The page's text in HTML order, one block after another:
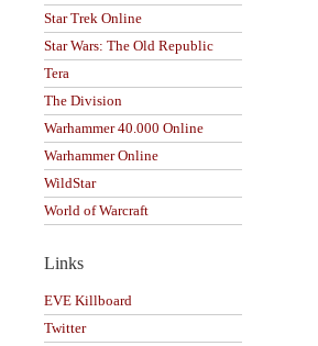
Star Trek Online
Star Wars: The Old Republic
Tera
The Division
Warhammer 40.000 Online
Warhammer Online
WildStar
World of Warcraft
Links
EVE Killboard
Twitter